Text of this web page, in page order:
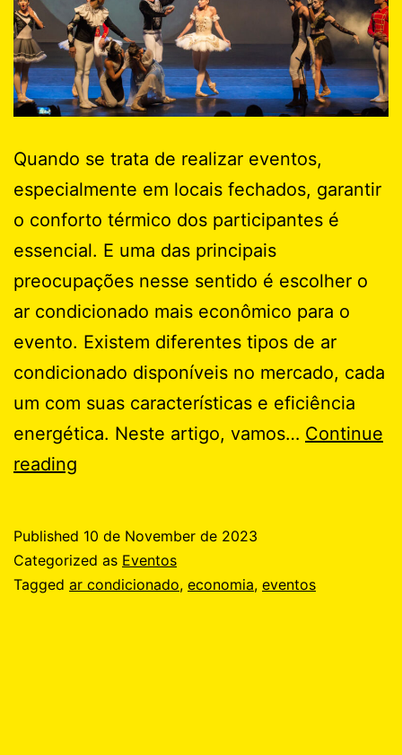
Quando se trata de realizar eventos,
especialmente em locais fechados, garantir
o conforto térmico dos participantes é
essencial. E uma das principais
preocupações nesse sentido é escolher o
ar condicionado mais econômico para o
evento. Existem diferentes tipos de ar
condicionado disponíveis no mercado, cada
um com suas características e eficiência
energética. Neste artigo, vamos… Continue
reading
condicionado
mais
Published 10 de November de 2023
Categorized as Eventos
Tagged ar condicionado, economia, eventos